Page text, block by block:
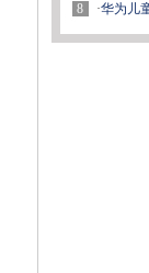
8
·华为儿